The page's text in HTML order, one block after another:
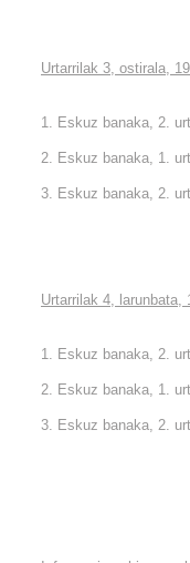
Urtarrilak 3, ostirala,
1. Eskuz banaka, 2.
2. Eskuz banaka, 1.
3. Eskuz banaka, 2.
Urtarrilak 4,
1. Eskuz banaka, 2.
2. Eskuz banaka, 1.
3. Eskuz banaka, 2.